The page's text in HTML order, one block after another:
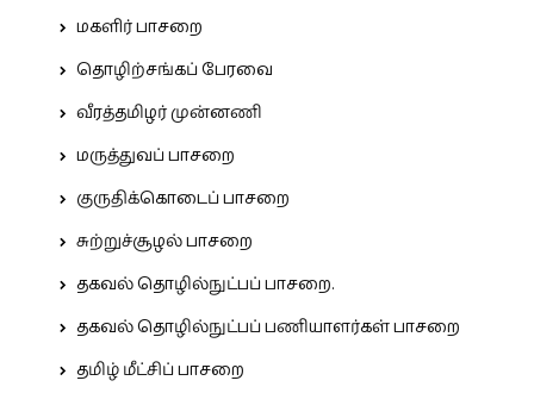
மகளிர் பாசறை
தொழிற்சங்கப் பேரவை
வீரத்தமிழர் முன்னணி
மருத்துவப் பாசறை
குருதிக்கொடைப் பாசறை
சுற்றுச்சூழல் பாசறை
தகவல் தொழில்நுட்பப் பாசறை.
தகவல் தொழில்நுட்பப் பணியாளர்கள் பாசறை
தமிழ் மீட்சிப் பாசறை